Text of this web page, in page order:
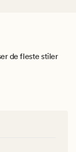
de fleste stiler